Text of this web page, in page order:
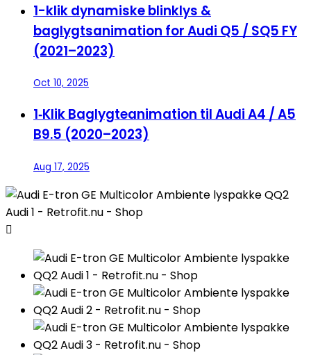
1-klik dynamiske blinklys &
baglygtsanimation for Audi Q5 / SQ5 FY
(2021–2023)
Oct 10, 2025
1‑Klik Baglygteanimation til Audi A4 / A5
B9.5 (2020–2023)
Aug 17, 2025
